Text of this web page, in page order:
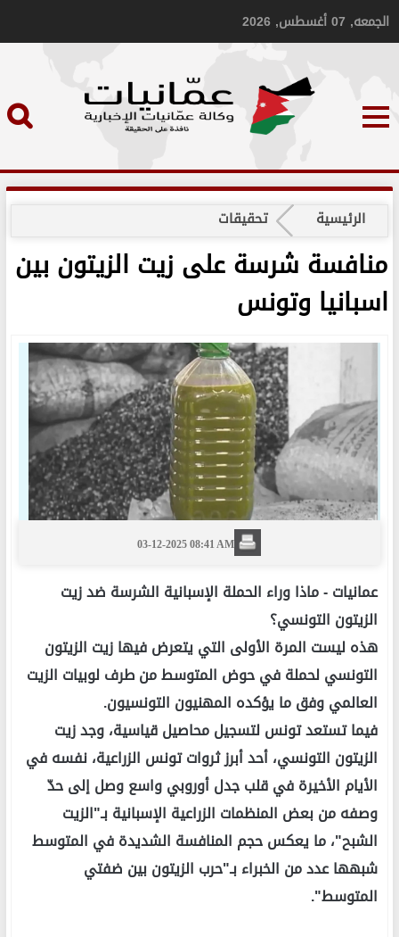
الجمعه, 07 أغسطس, 2026
الرئيسية تحقيقات
منافسة شرسة على زيت الزيتون بين
اسبانيا وتونس
03-12-2025 08:41 AM
عمانيات -ماذا وراء الحملة الإسبانية الشرسة ضد زيت
الزيتون التونسي؟
هذه ليست المرة الأولى التي يتعرض فيها زيت الزيتون
التونسي لحملة في حوض المتوسط من طرف لوبيات الزيت
العالمي وفق ما يؤكده المهنيون التونسيون.
فيما تستعد تونس لتسجيل محاصيل قياسية، وجد زيت
الزيتون التونسي، أحد أبرز ثروات تونس الزراعية، نفسه في
الأيام الأخيرة في قلب جدل أوروبي واسع وصل إلى حدّ
وصفه من بعض المنظمات الزراعية الإسبانية بـ"الزيت
الشبح"، ما يعكس حجم المنافسة الشديدة في المتوسط
شبهها عدد من الخبراء بـ"حرب الزيتون بين ضفتي
المتوسط".